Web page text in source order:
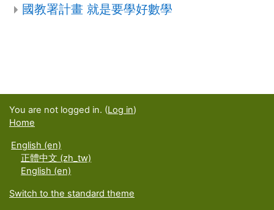
國教署計畫 就是要學好數學
You are not logged in. (Log in)
Home
English ‎(en)‎
正體中文 ‎(zh_tw)‎
English ‎(en)‎
Switch to the standard theme